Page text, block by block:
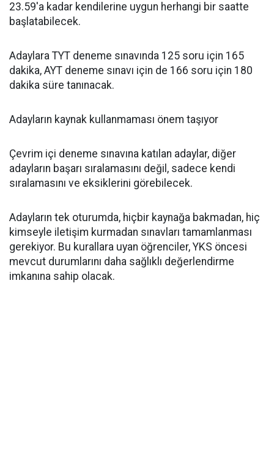
23.59'a kadar kendilerine uygun herhangi bir saatte
başlatabilecek.
Adaylara TYT deneme sınavında 125 soru için 165
dakika, AYT deneme sınavı için de 166 soru için 180
dakika süre tanınacak.
Adayların kaynak kullanmaması önem taşıyor
Çevrim içi deneme sınavına katılan adaylar, diğer
adayların başarı sıralamasını değil, sadece kendi
sıralamasını ve eksiklerini görebilecek.
Adayların tek oturumda, hiçbir kaynağa bakmadan, hiç
kimseyle iletişim kurmadan sınavları tamamlanması
gerekiyor. Bu kurallara uyan öğrenciler, YKS öncesi
mevcut durumlarını daha sağlıklı değerlendirme
imkanına sahip olacak.